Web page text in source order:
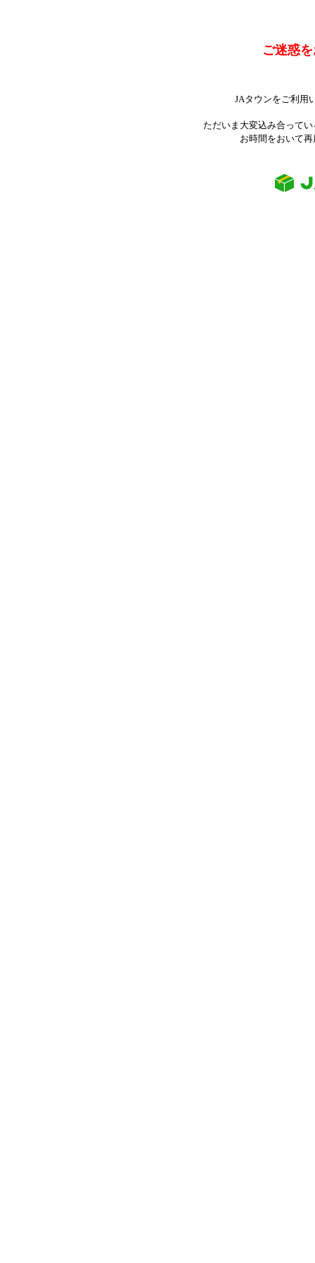
ご迷惑
JAタウンをご利用
ただいま大変込み合って
お時間をおいて